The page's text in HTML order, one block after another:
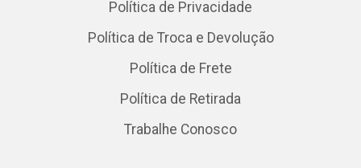
Política de Privacidade
Política de Troca e Devolução
Política de Frete
Política de Retirada
Trabalhe Conosco